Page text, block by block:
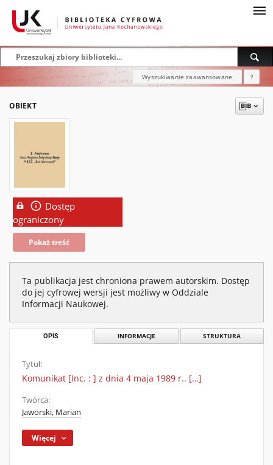
Wyszukiwanie zaawansowane ?
OBIEKT
Dostęp
ograniczony
Pokaż treść
Ta publikacja jest chroniona prawem autorskim. Dostęp
do jej cyfrowej wersji jest możliwy w Oddziale
Informacji Naukowej.
OPIS INFORMACJE STRUKTURA
Tytuł:
Komunikat [Inc. : ] z dnia 4 maja 1989 r.. […]
Twórca:
Jaworski, Marian
Więcej